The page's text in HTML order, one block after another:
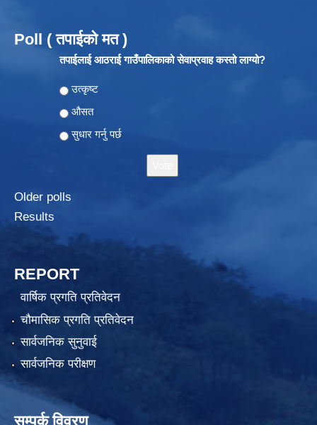
Poll ( तपाईको मत )
तपाईलाई आठराई गाउँपालिकाको सेवाप्रवाह कस्तो लाग्यो?
Choices
उत्कृष्ट
औसत
सुधार गर्नु पर्छ
Older polls
Results
REPORT
वार्षिक प्रगति प्रतिवेदन
चौमासिक प्रगति प्रतिवेदन
सार्वजनिक सुनुवाई
सार्वजनिक परीक्षण
सम्पर्क विवरण